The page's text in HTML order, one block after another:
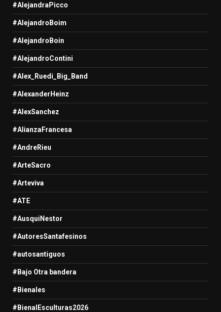
#AlejandraPicco
#AlejandroBoim
#AlejandroBoin
#AlejandroContini
#Alex_Ruedi_Big_Band
#AlexanderHeinz
#AlexSanchez
#AlianzaFrancesa
#AndreRieu
#ArteSacro
#Arteviva
#ATE
#AusquiNestor
#AutoresSantafesinos
#autosantiguos
#Bajo Otra bandera
#Bienales
#BienalEsculturas2026